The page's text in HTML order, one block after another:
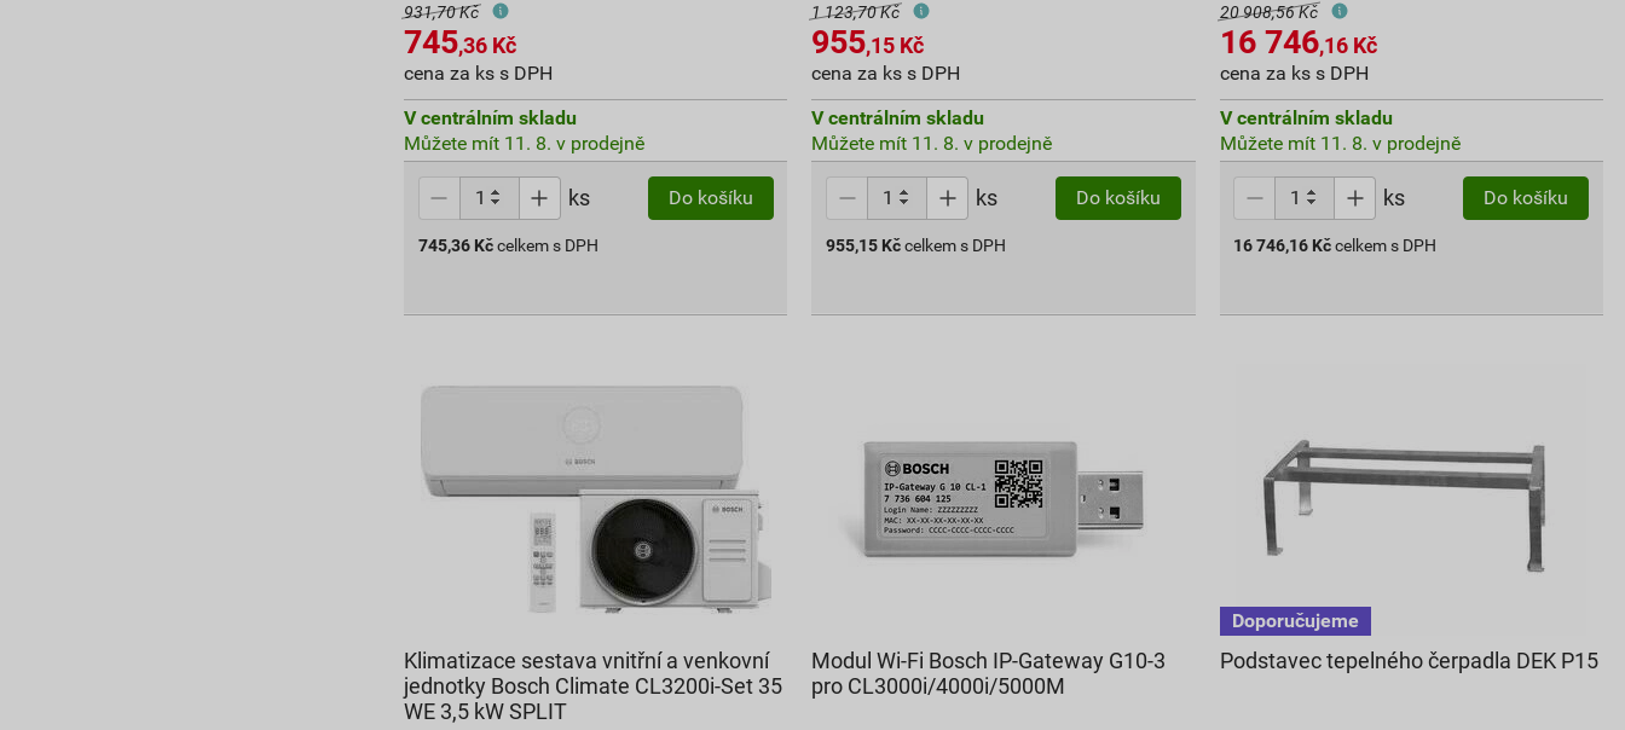
931,70 Kč
745,36 Kč
cena za ks s DPH
V centrálním skladu
Můžete mít 11. 8. v prodejně
ks Do košíku
745,36 Kč celkem s DPH
1 123,70 Kč
955,15 Kč
cena za ks s DPH
V centrálním skladu
Můžete mít 11. 8. v prodejně
ks Do košíku
955,15 Kčcelkem s DPH
20 908,56 Kč
16 746,16Kč
cena za ks s DPH
V centrálním skladu
Můžete mít 11. 8. v prodejně
ks Do košíku
16 746,16 Kč celkem s DPH
Klimatizace sestava vnitřní a venkovní
jednotky Bosch Climate CL3200i-Set 35
WE 3,5 kW SPLIT
Modul Wi-Fi Bosch IP-Gateway G10-3
pro CL3000i/4000i/5000M
Podstavec tepelného čerpadla DEK P15